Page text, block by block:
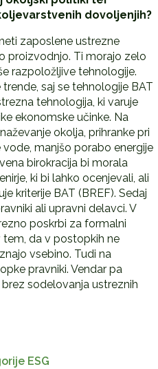
dovoljenjih?
zaposlene ustrezne
proizvodnjo. Ti morajo zelo
razpoložljive tehnologije.
saj se tehnologije BAT
tehnologija, ki varuje
ekonomske učinke. Na
okolja, prihranke pri
manjšo porabo energije
birokracija bi morala
ki bi lahko ocenjevali, ali
kriterije BAT (BREF). Sedaj
ali upravni delavci. V
poskrbi za formalni
da v postopkih ne
vsebino. Tudi na
pravniki. Vendar pa
sodelovanja ustreznih
ESG